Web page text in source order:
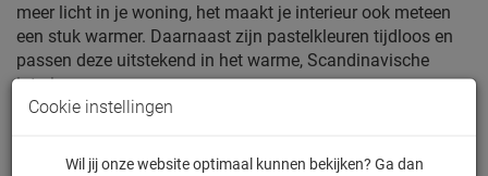
meer licht in je woning, het maakt je interieur ook meteen
een stuk warmer. Daarnaast zijn pastelkleuren tijdloos en
passen deze uitstekend in het warme, Scandinavische
interieur.
Cookie instellingen
Wil jij onze website optimaal kunnen bekijken? Ga dan